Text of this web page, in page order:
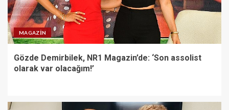
MAGAZIN
Gözde Demirbilek, NR1 Magazin’de: ‘Son assolist
olarak var olacağım!’